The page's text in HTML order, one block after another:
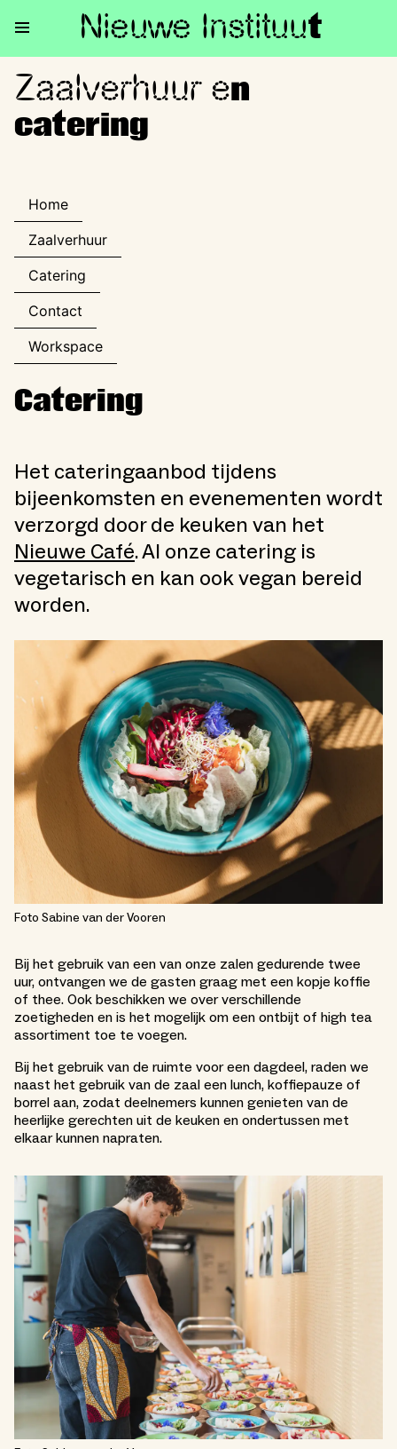
Nieuwe Instituut
Zaalverhuur en catering
Zaalverhuur en
catering
Home
Zaalverhuur
Catering
Contact
Workspace
Catering
Het cateringaanbod tijdens
bijeenkomsten en evenementen wordt
verzorgd door de keuken van het
Nieuwe Café. Al onze catering is
vegetarisch en kan ook vegan bereid
worden.
Foto Sabine van der Vooren
Bij het gebruik van een van onze zalen gedurende twee
uur, ontvangen we de gasten graag met een kopje koffie
of thee. Ook beschikken we over verschillende
zoetigheden en is het mogelijk om een ontbijt of high tea
assortiment toe te voegen.
Bij het gebruik van de ruimte voor een dagdeel, raden we
naast het gebruik van de zaal een lunch, koffiepauze of
borrel aan, zodat deelnemers kunnen genieten van de
heerlijke gerechten uit de keuken en ondertussen met
elkaar kunnen napraten.